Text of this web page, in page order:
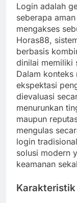
Login adalah
seberapa
mengakses
Horas88,
berbasis
dinilai memiliki
Dalam konteks
ekspektasi
dievaluasi
menurunkan
maupun
mengulas
login
solusi modern
keamanan